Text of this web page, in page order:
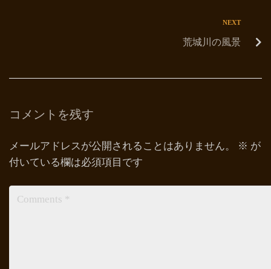
NEXT
荒城川の風景
コメントを残す
メールアドレスが公開されることはありません。 ※ が
付いている欄は必須項目です